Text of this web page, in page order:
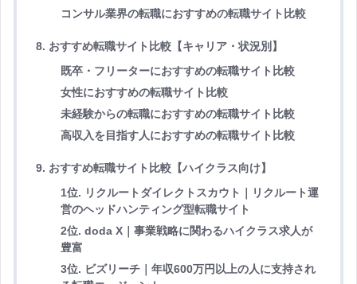
コンサル業界の転職におすすめの転職サイト比較
8. おすすめ転職サイト比較【キャリア・状況別】
既卒・フリーターにおすすめの転職サイト比較
女性におすすめの転職サイト比較
未経験からの転職におすすめの転職サイト比較
高収入を目指す人におすすめの転職サイト比較
9. おすすめ転職サイト比較【ハイクラス向け】
1位. リクルートダイレクトスカウト｜リクルート運
営のヘッドハンティング型転職サイト
2位. doda X｜事業戦略に関わるハイクラス求人が
豊富
3位. ビズリーチ｜年収600万円以上の人に支持され